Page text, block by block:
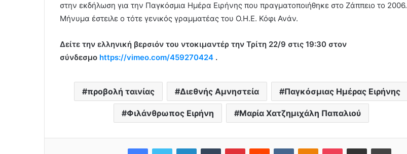
στην εκδήλωση για την Παγκόσμια Ημέρα Ειρήνης που πραγματοποιήθηκε στο Ζάππειο το 2006.
Μήνυμα έστειλε ο τότε γενικός γραμματέας του Ο.Η.Ε. Κόφι Ανάν.
Δείτε την ελληνική βερσιόν του ντοκιμαντέρ την Τρίτη 22/9 στις 19:30 στον
σύνδεσμο https://vimeo.com/459270424 .
προβολή ταινίας Διεθνής Αμνηστεία Παγκόσμιας Ημέρας Ειρήνης
Φιλάνθρωπος Ειρήνη Μαρία Χατζημιχάλη Παπαλιού